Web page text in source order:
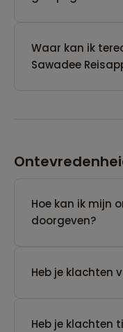
Waar kan ik
Sawadee
Hoe kan ik mijn
doorgeven?
Heb je klachten
Heb je klachten